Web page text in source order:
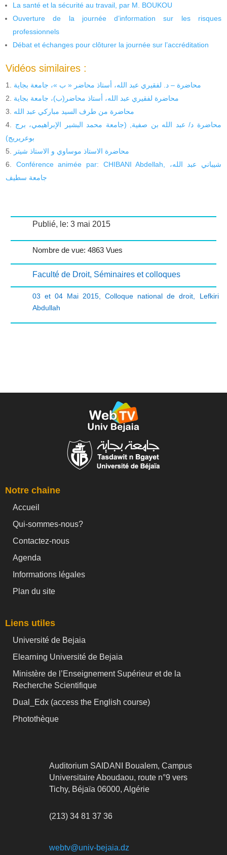
La santé et la sécurité au travail, par M. BOUKOU
Ouverture de la journée d’information sur les risques
professionnels
Débat et échanges pour clôturer la journée sur l’accréditation
Vidéos similaires :
محاضرة – د. لفقيري عبد الله، أستاذ محاضر « ب »، جامعة بجاية
محاضرة لفقيري عبد الله، أستاذ محاضر(ب)، جامعة بجاية
محاضرة من طرف السيد مباركي عبد الله
محاضرة د/ عبد الله بن صفية, (جامعة محمد البشير الإبراهيمي، برج
بوعريريج)
محاضرة الاستاذ موساوي و الاستاذ شيتر
Conférence animée par: CHIBANI Abdellah, شيباني عبد الله،
جامعة سطيف
Publié, le: 3 mai 2015
Nombre de vue: 4863 Vues
Faculté de Droit, Séminaires et colloques
03 et 04 Mai 2015,Colloque national de droit
Lefkiri
Abdullah
Notre chaine
Accueil
Qui-sommes-nous?
Contactez-nous
Agenda
Informations légales
Plan du site
Liens utiles
Université de Bejaia
Elearning Université de Bejaia
Ministère de l’Enseignement Supérieur et de la
Recherche Scientifique
Dual_Edx (access the English course)
Photothèque
Auditorium SAIDANI Boualem, Campus
Universitaire Aboudaou, route n°9 vers
Tichy, Béjaïa 06000, Algérie
(213) 34 81 37 36
webtv@univ-bejaia.dz